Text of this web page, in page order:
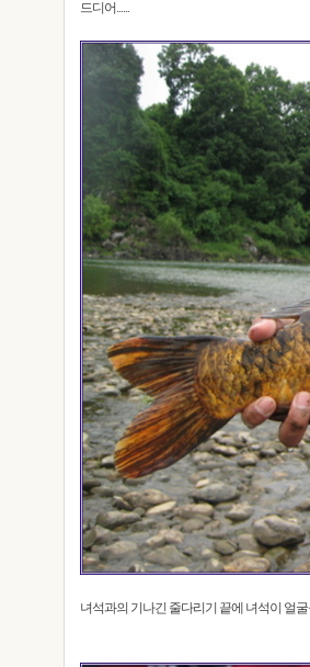
드디어......
녀석과의 기나긴 줄다리기 끝에 녀석이 얼